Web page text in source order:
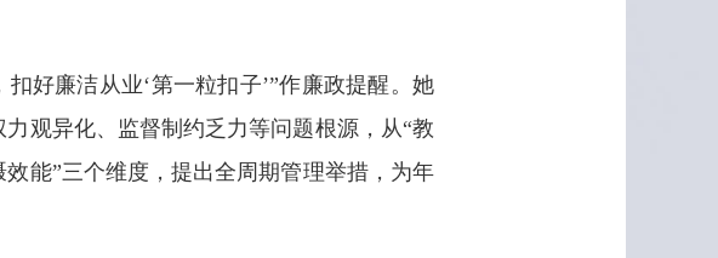
好廉洁从业‘第一粒扣子’”作廉政提醒。她
观异化、监督制约乏力等问题根源，从“教
能”三个维度，提出全周期管理举措，为年